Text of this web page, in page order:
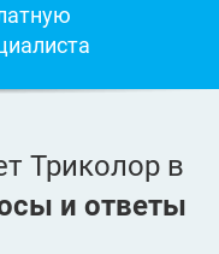
Триколор в
и ответы